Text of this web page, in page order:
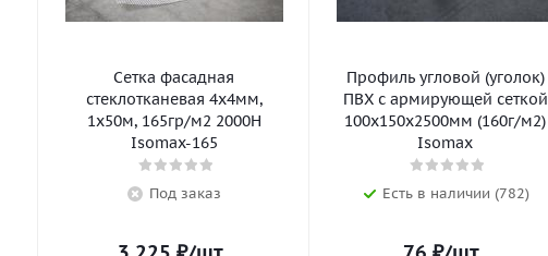
Сетка фасадная
стеклотканевая 4х4мм,
1х50м, 165гр/м2 2000Н
Isomax-165
Под заказ
Профиль угловой (уголок)
ПВХ с армирующей сеткой
100х150х2500мм (160г/м2)
Isomax
Есть в наличии (782)